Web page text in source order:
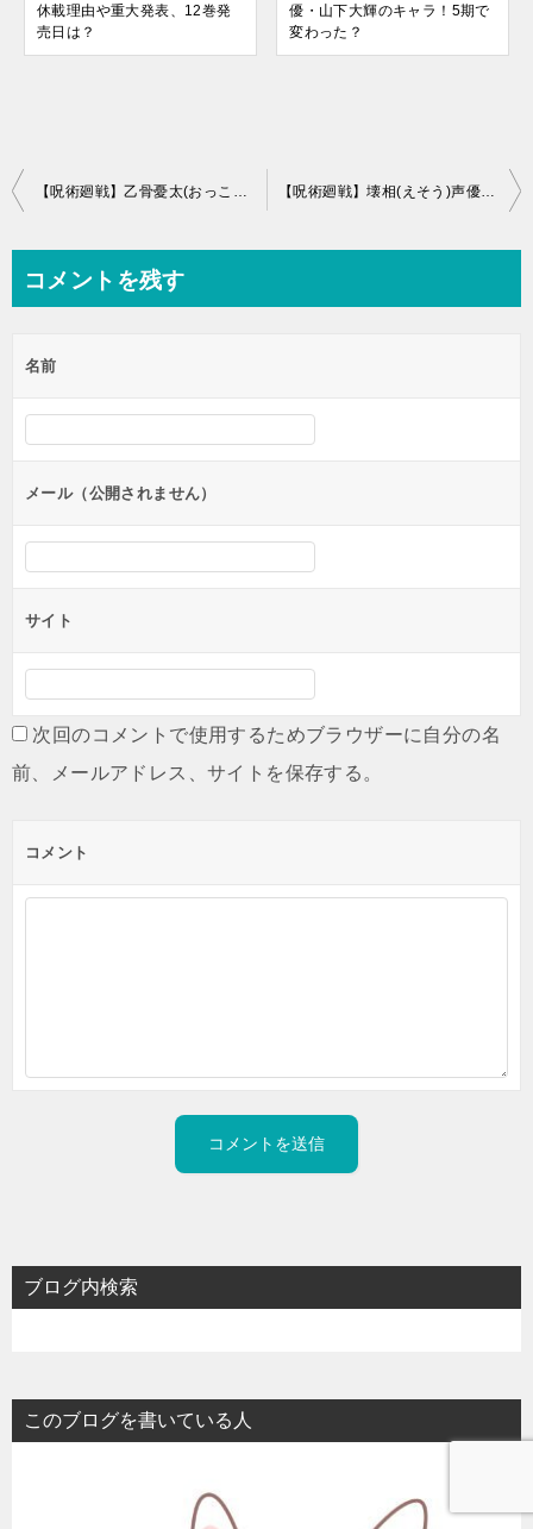
休載理由や重大発表、12巻発
売日は？
優・山下大輝のキャラ！5期で
変わった？
投
ビ
ー
シ
ン
【呪術廻戦】乙骨憂太(おっこつゆうた)の誕生日イラストとかっこいい画像 【呪術廻戦】壊相(えそう)声優・檜山修之のキャラ代表作！鬼滅の刃も
コメントを残す
名前
メール（公開されません）
サイト
次回のコメントで使用するためブラウザーに自分の名
前、メールアドレス、サイトを保存する。
コメント
ブログ内検索
このブログを書いている人